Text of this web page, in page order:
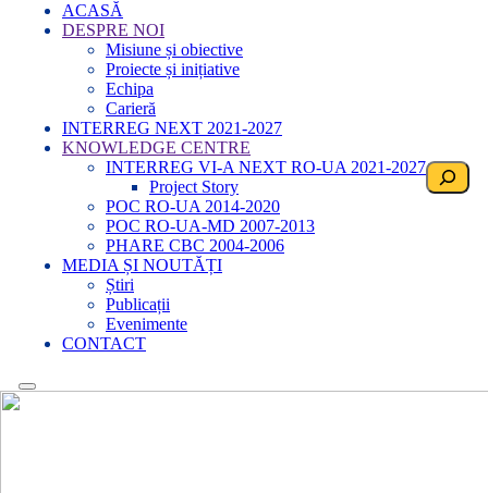
ACASĂ
DESPRE NOI
Misiune și obiective
Proiecte și inițiative
Echipa
Carieră
INTERREG NEXT 2021-2027
KNOWLEDGE CENTRE
INTERREG VI-A NEXT RO-UA 2021-2027
Project Story
POC RO-UA 2014-2020
POC RO-UA-MD 2007-2013
PHARE CBC 2004-2006
MEDIA ȘI NOUTĂȚI
Știri
Publicații
Evenimente
CONTACT
Search